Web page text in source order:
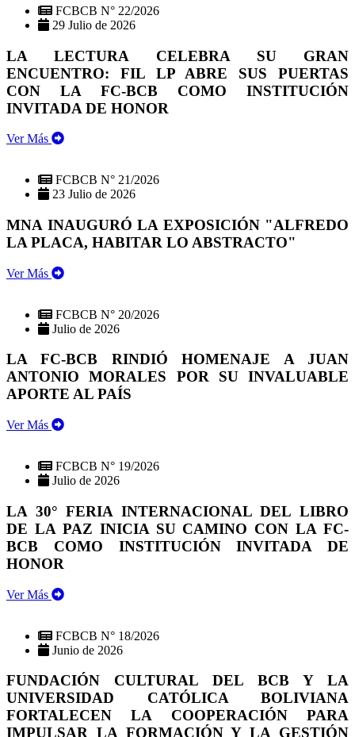
FCBCB N° 22/2026
29 Julio de 2026
LA LECTURA CELEBRA SU GRAN
ENCUENTRO: FIL LP ABRE SUS PUERTAS
CON LA FC-BCB COMO INSTITUCIÓN
INVITADA DE HONOR
Ver Más
FCBCB N° 21/2026
23 Julio de 2026
MNA INAUGURÓ LA EXPOSICIÓN "ALFREDO
LA PLACA, HABITAR LO ABSTRACTO"
Ver Más
FCBCB N° 20/2026
Julio de 2026
LA FC-BCB RINDIÓ HOMENAJE A JUAN
ANTONIO MORALES POR SU INVALUABLE
APORTE AL PAÍS
Ver Más
FCBCB N° 19/2026
Julio de 2026
LA 30° FERIA INTERNACIONAL DEL LIBRO
DE LA PAZ INICIA SU CAMINO CON LA FC-
BCB COMO INSTITUCIÓN INVITADA DE
HONOR
Ver Más
FCBCB N° 18/2026
Junio de 2026
FUNDACIÓN CULTURAL DEL BCB Y LA
UNIVERSIDAD CATÓLICA BOLIVIANA
FORTALECEN LA COOPERACIÓN PARA
IMPULSAR LA FORMACIÓN Y LA GESTIÓN